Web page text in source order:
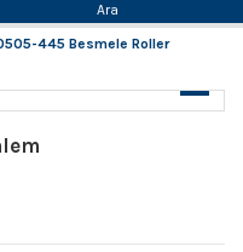
Ara
445 Besmele Roller